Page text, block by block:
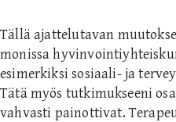
Tällä ajattelutavan
monissa
esimerkiksi sosiaali- ja
Tätä myös tutkimukseeni
vahvasti painottivat.